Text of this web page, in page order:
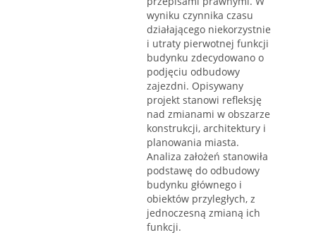
wyniku czynnika czasu
działającego niekorzystnie
i utraty pierwotnej funkcji
budynku zdecydowano o
podjęciu odbudowy
zajezdni. Opisywany
projekt stanowi refleksję
nad zmianami w obszarze
konstrukcji, architektury i
planowania miasta.
Analiza założeń stanowiła
podstawę do odbudowy
budynku głównego i
obiektów przyległych, z
jednoczesną zmianą ich
funkcji.